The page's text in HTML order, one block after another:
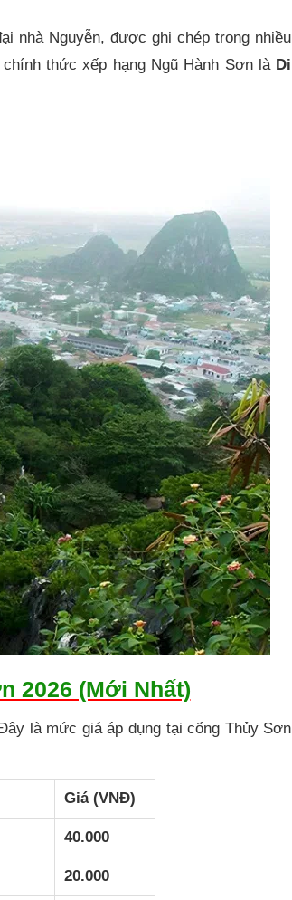
nhà Nguyễn, được ghi chép trong nhiều
chính thức xếp hạng Ngũ Hành Sơn là Di
2026 (Mới Nhất)
là mức giá áp dụng tại cổng Thủy Sơn
Giá (VNĐ)
40.000
20.000